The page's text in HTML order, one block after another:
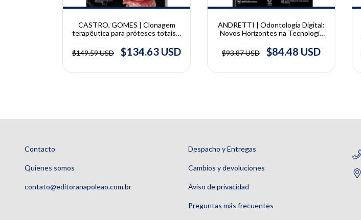
CASTRO, GOMES | Clonagem
terapêutica para próteses totais e
Tomaz Gomes
$149.59 USD $134.63 USD
ANDRETTI | Odontologia Digital:
Novos Horizontes na Tecnologia
$93.87 USD
$84.48 USD
Contacto
Quienes somos
contato@editoranapoleao.com.br
Despacho y Entregas
Cambios y devoluciones
Aviso de privacidad
Preguntas más frecuentes